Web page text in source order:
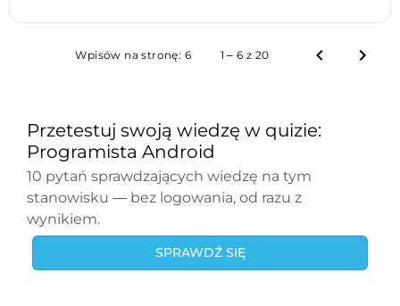
Wpisów na stronę: 6 1 – 6 z 20
Przetestuj swoją wiedzę w quizie:
Programista Android
10 pytań sprawdzających wiedzę na tym
stanowisku — bez logowania, od razu z
wynikiem.
SPRAWDŹ SIĘ